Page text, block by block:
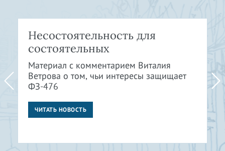
Несостоятельность для
состоятельных
Материал с комментарием Виталия
Ветрова о том, чьи интересы защищает
ФЗ-476
ЧИТАТЬ НОВОСТЬ